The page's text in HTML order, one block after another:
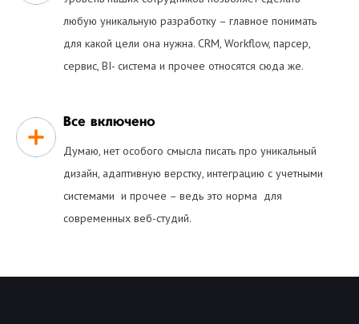
любую уникальную разработку – главное понимать
для какой цели она нужна. CRM, Workflow, парсер,
сервис, BI- система и прочее относятся сюда же.
Все включено
Думаю, нет особого смысла писать про уникальный
дизайн, адаптивную верстку, интеграцию с учетными
системами и прочее – ведь это норма для
современных веб-студий.